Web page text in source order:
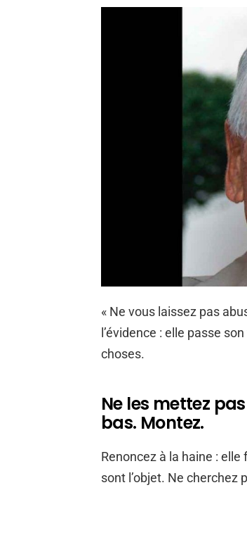
« Ne vous laissez pas
l’évidence : elle passe
choses.
Ne les mettez
bas. Montez.
Renoncez à la haine : elle
sont l’objet. Ne cherchez